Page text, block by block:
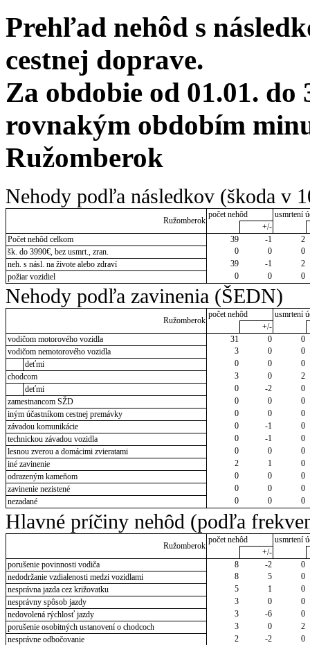
Prehľad nehôd s
cestnej doprave.
Za obdobie od 01.01. do
rovnakým obdobím
Ružomberok
Nehody podľa následkov (škoda v
Ružomberok
počet nehôd
usmrtení
+/-
Počet nehôd celkom
39 -1
2
šk. do 3990€, bez usmrt., zran.
0 0
0
neh. s násl. na živote alebo zdraví
39 -1
2
požiar vozidiel
0 0 0
Nehody podľa zavinenia (ŠEDN)
Ružomberok
počet nehôd
usmrtení
+/-
vodičom motorového vozidla
31 0
0
vodičom nemotorového vozidla
3 0
0
deťmi
0 0
0
chodcom
3 0
2
deťmi
0 -2
0
zamestnancom SŽD
0 0
0
iným účastníkom cestnej premávky
0 0
0
závadou komunikácie
0 -1
0
technickou závadou vozidla
0 -1
0
lesnou zverou a domácimi zvieratami
0 0
0
iné zavinenie
2 1
0
odrazeným kameňom
0 0
0
zavinenie nezistené
0 0
0
nezadané
0 0 0
Hlavné príčiny nehôd (podľa
Ružomberok
počet nehôd
usmrtení
+/-
porušenie povinnosti vodiča
8 -2
0
nedodržanie vzdialenosti medzi vozidlami
8 5
0
nesprávna jazda cez križovatku
5 1
0
nesprávny spôsob jazdy
3 0
0
nedovolená rýchlosť jazdy
3 -6
0
porušenie osobitných ustanovení o chodcoch
3 0
2
nesprávne odbočovanie
2 -2
0